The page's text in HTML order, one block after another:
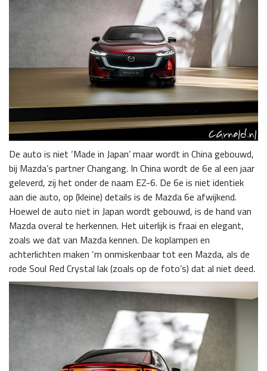
De auto is niet ‘Made in Japan’ maar wordt in China gebouwd,
bij Mazda’s partner Changang. In China wordt de 6e al een jaar
geleverd, zij het onder de naam EZ-6. De 6e is niet identiek
aan die auto, op (kleine) details is de Mazda 6e afwijkend.
Hoewel de auto niet in Japan wordt gebouwd, is de hand van
Mazda overal te herkennen. Het uiterlijk is fraai en elegant,
zoals we dat van Mazda kennen. De koplampen en
achterlichten maken ‘m onmiskenbaar tot een Mazda, als de
rode Soul Red Crystal lak (zoals op de foto’s) dat al niet deed.